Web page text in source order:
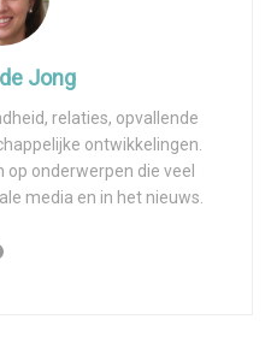
Jong
relaties, opvallende
ontwikkelingen.
op onderwerpen die veel
media en in het nieuws.